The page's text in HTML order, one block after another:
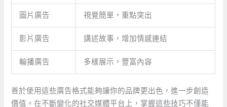
圖片廣告 視覺簡單，重點突出
影片廣告 講述故事，增加情感連結
輪播廣告 多樣展示，豐富內容
善於使用這些廣告格式能夠讓你的品牌更出色，進一步創造
價值。在不斷變化的社交媒體平台上，掌握這些技巧不僅能